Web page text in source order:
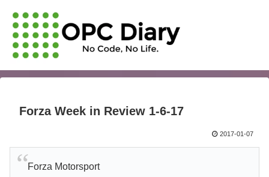
Forza Week in Review 1-6-17
2017-01-07
Forza Motorsport